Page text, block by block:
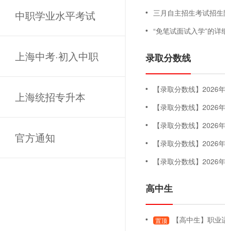
中职学业水平考试
上海中考·初入中职
上海统招专升本
官方通知
三月自主招生考试招
“免笔试面试入学”的详
录取分数线
【录取分数线】2026年专科
【录取分数线】2026
【录取分数线】2026
【录取分数线】2026
【录取分数线】2026
高中生
置顶 【高中生】职业适应性